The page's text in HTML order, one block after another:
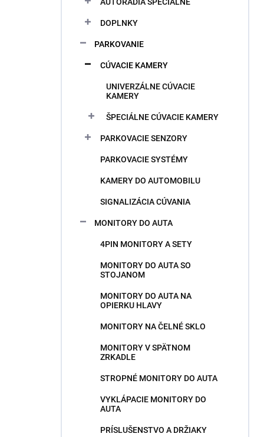
DOPLNKY
PARKOVANIE
CÚVACIE KAMERY
UNIVERZÁLNE CÚVACIE
KAMERY
ŠPECIÁLNE CÚVACIE KAMERY
PARKOVACIE SENZORY
PARKOVACIE SYSTÉMY
KAMERY DO AUTOMOBILU
SIGNALIZÁCIA CÚVANIA
MONITORY DO AUTA
4PIN MONITORY A SETY
MONITORY DO AUTA SO
STOJANOM
MONITORY DO AUTA NA
OPIERKU HLAVY
MONITORY NA ČELNÉ SKLO
MONITORY V SPÄTNOM
ZRKADLE
STROPNÉ MONITORY DO AUTA
VYKLÁPACIE MONITORY DO
AUTA
PRÍSLUŠENSTVO A DRŽIAKY